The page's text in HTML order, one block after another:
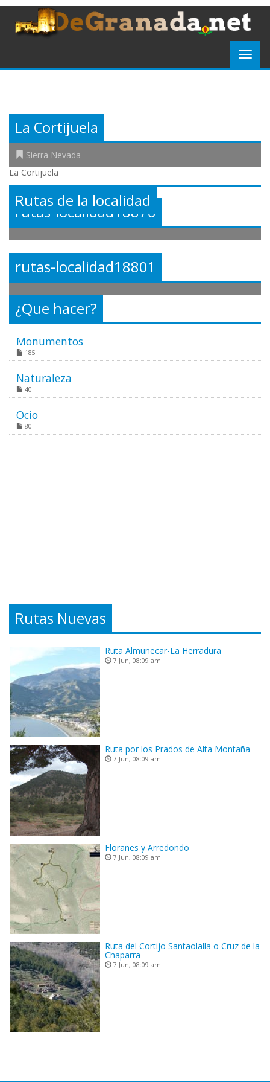
La Cortijuela
Sierra Nevada
La Cortijuela
Rutas de la localidad
rutas-localidad18876
rutas-localidad18801
¿Que hacer?
Monumentos
185
Naturaleza
40
Ocio
80
Rutas Nuevas
Ruta Almuñecar-La Herradura
7 Jun, 08:09 am
Ruta por los Prados de Alta Montaña
7 Jun, 08:09 am
Floranes y Arredondo
7 Jun, 08:09 am
Ruta del Cortijo Santaolalla o Cruz de la
Chaparra
7 Jun, 08:09 am